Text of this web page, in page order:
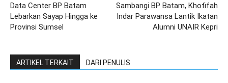
Data Center BP Batam
Lebarkan Sayap Hingga ke
Provinsi Sumsel
Sambangi BP Batam, Khofifah
Indar Parawansa Lantik Ikatan
Alumni UNAIR Kepri
ARTIKEL TERKAIT DARI PENULIS